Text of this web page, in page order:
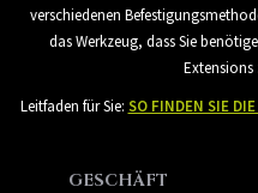
verschiedenen
das Werkzeug, dass Sie
Extensions
Leitfaden für Sie: SO FINDEN SIE
GESCHÄFT